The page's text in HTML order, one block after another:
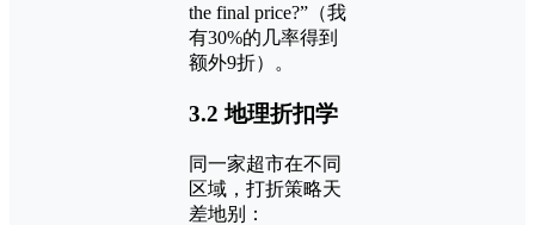
the final price?”（我
有30%的几率得到
额外9折）。
3.2 地理折扣学
同一家超市在不同
区域，打折策略天
差地别：